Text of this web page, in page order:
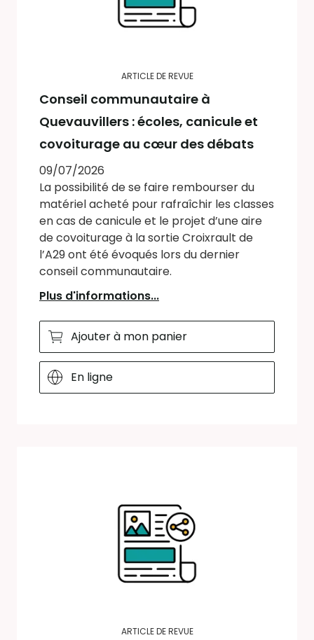
ARTICLE DE REVUE
Conseil communautaire à
Quevauvillers : écoles, canicule et
covoiturage au cœur des débats
09/07/2026
La possibilité de se faire rembourser du
matériel acheté pour rafraîchir les classes
en cas de canicule et le projet d’une aire
de covoiturage à la sortie Croixrault de
l’A29 ont été évoqués lors du dernier
conseil communautaire.
Plus d'informations...
Ajouter à mon panier
En ligne
ARTICLE DE REVUE